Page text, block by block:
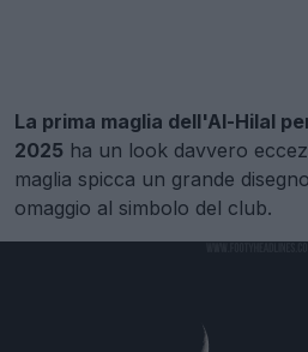
La prima maglia dell'Al-Hilal
2025 ha un look davvero
maglia spicca un grande
omaggio al simbolo del club.